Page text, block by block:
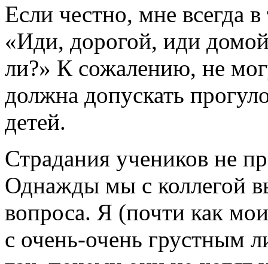
Если честно, мне всегда в
«Иди, дорогой, иди
ли?» К сожалению, не
должна допускать
детей.
Страдания учеников не
Однажды мы с коллегой
вопроса. Я (почти как
с очень-очень грустным